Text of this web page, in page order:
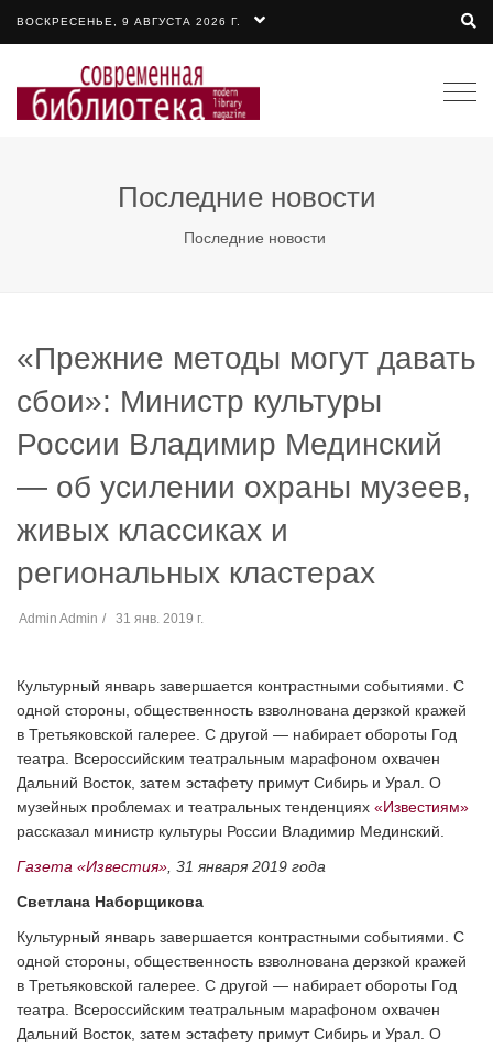
ВОСКРЕСЕНЬЕ, 9 АВГУСТА 2026 Г.
Последние новости
Последние новости
«Прежние методы могут давать
сбои»: Министр культуры
России Владимир Мединский
— об усилении охраны музеев,
живых классиках и
региональных кластерах
Admin Admin 31 янв. 2019 г.
Культурный январь завершается контрастными событиями. С
одной стороны, общественность взволнована дерзкой кражей
в Третьяковской галерее. С другой — набирает обороты Год
театра. Всероссийским театральным марафоном охвачен
Дальний Восток, затем эстафету примут Сибирь и Урал. О
музейных проблемах и театральных тенденциях «Известиям»
рассказал министр культуры России Владимир Мединский.
Газета «Известия» , 31 января 2019 года
Светлана Наборщикова
Культурный январь завершается контрастными событиями. С
одной стороны, общественность взволнована дерзкой кражей
в Третьяковской галерее. С другой — набирает обороты Год
театра. Всероссийским театральным марафоном охвачен
Дальний Восток, затем эстафету примут Сибирь и Урал. О